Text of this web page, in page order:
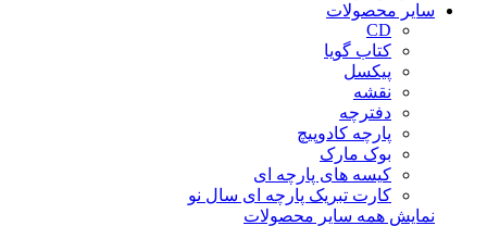
سایر محصولات
CD
کتاب گویا
پیکسل
نقشه
دفترچه
پارچه کادوپیچ
بوک مارک
کیسه های پارچه ای
کارت تبریک پارچه ای سال نو
نمایش همه سایر محصولات